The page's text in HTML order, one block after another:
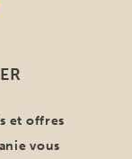
et offres
vous